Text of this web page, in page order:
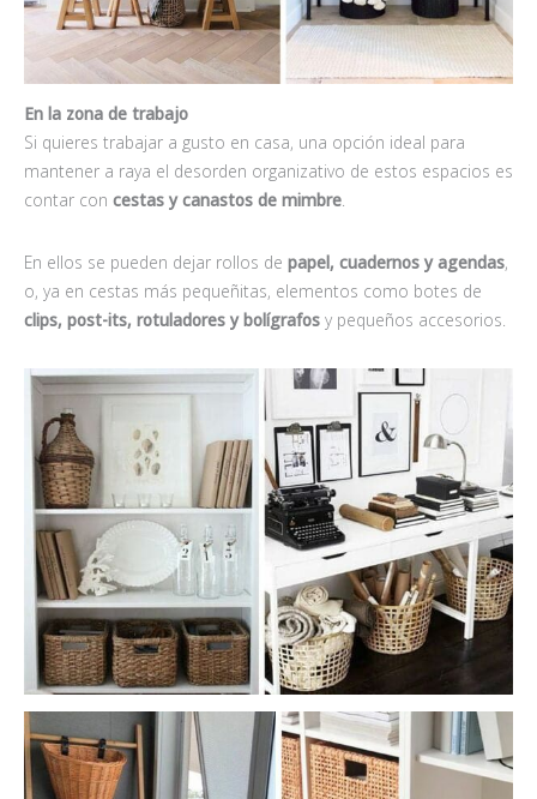
En la zona de trabajo
Si quieres trabajar a gusto en casa, una opción ideal para
mantener a raya el desorden organizativo de estos espacios es
contar con cestas y canastos de mimbre.
En ellos se pueden dejar rollos de papel, cuadernos y agendas,
o, ya en cestas más pequeñitas, elementos como botes de
clips, post-its, rotuladores y bolígrafos y pequeños accesorios.